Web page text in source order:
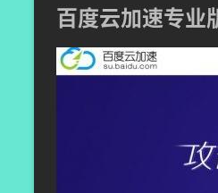
百度云加速专业